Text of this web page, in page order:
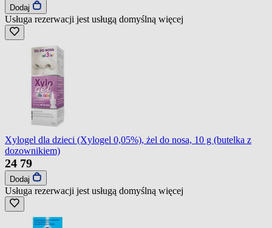
Dodaj
Usługa rezerwacji jest usługą domyślną więcej
Xylogel dla dzieci (Xylogel 0,05%), żel do nosa, 10 g (butelka z
dozownikiem)
24 79
Dodaj
Usługa rezerwacji jest usługą domyślną więcej